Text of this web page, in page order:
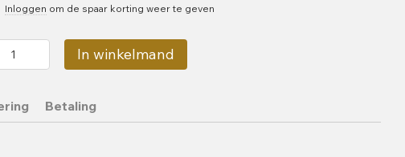
Inloggen om de spaar korting weer te geven
In winkelmand
Betaling